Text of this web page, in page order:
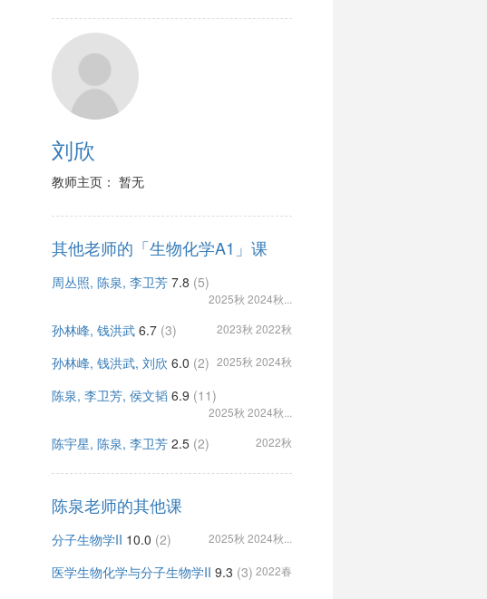
刘欣
教师主页： 暂无
其他老师的「生物化学A1」课
周丛照, 陈泉, 李卫芳 7.8 (5)
2025秋 2024秋...
孙林峰, 钱洪武 6.7 (3) 2023秋 2022秋
孙林峰, 钱洪武, 刘欣 6.0 (2) 2025秋 2024秋
陈泉, 李卫芳, 侯文韬 6.9 (11)
2025秋 2024秋...
陈宇星, 陈泉, 李卫芳 2.5 (2) 2022秋
陈泉老师的其他课
分子生物学II 10.0 (2) 2025秋 2024秋...
医学生物化学与分子生物学II 9.3 (3) 2022春